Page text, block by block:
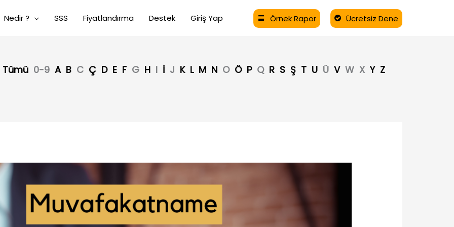
Nedir ? SSS Fiyatlandırma Destek Giriş Yap Örnek Rapor Ücretsiz Dene
Tümü 0-9 A B C Ç D E F G H I İ J K L M N O Ö P Q R S Ş T U Ü V W X Y Z